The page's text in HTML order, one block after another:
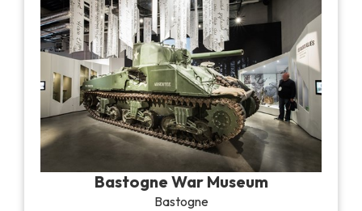
Bastogne War Museum
Bastogne